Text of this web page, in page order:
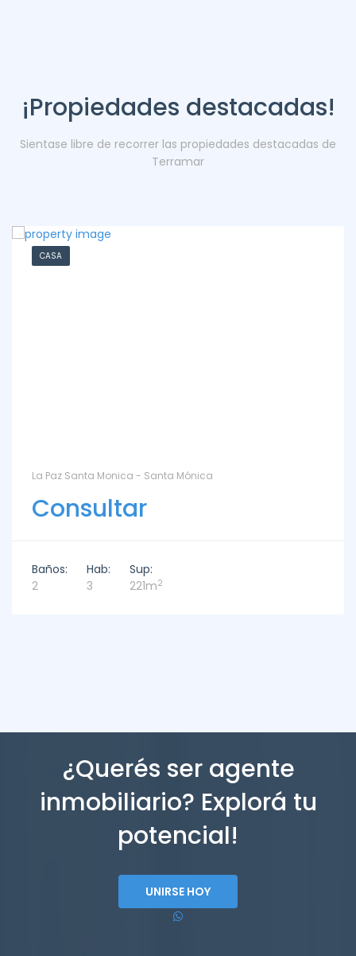
¡Propiedades destacadas!
Sientase libre de recorrer las propiedades destacadas de
Terramar
CASA
La Paz Santa Monica - Santa Mónica
Consultar
Baños:
2
Hab:
3
Sup:
221m2
¿Querés ser agente
inmobiliario? Explorá tu
potencial!
UNIRSE HOY